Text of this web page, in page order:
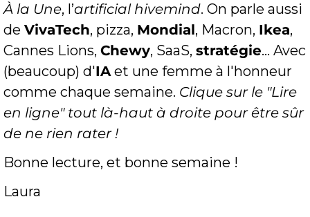
À la Une, l’artificial hivemind. On parle aussi
de VivaTech, pizza, Mondial, Macron, Ikea,
Cannes Lions, Chewy, SaaS, stratégie... Avec
(beaucoup) d'IA et une femme à l'honneur
comme chaque semaine. Clique sur le "Lire
en ligne" tout là-haut à droite pour être sûr
de ne rien rater !
Bonne lecture, et bonne semaine !
Laura